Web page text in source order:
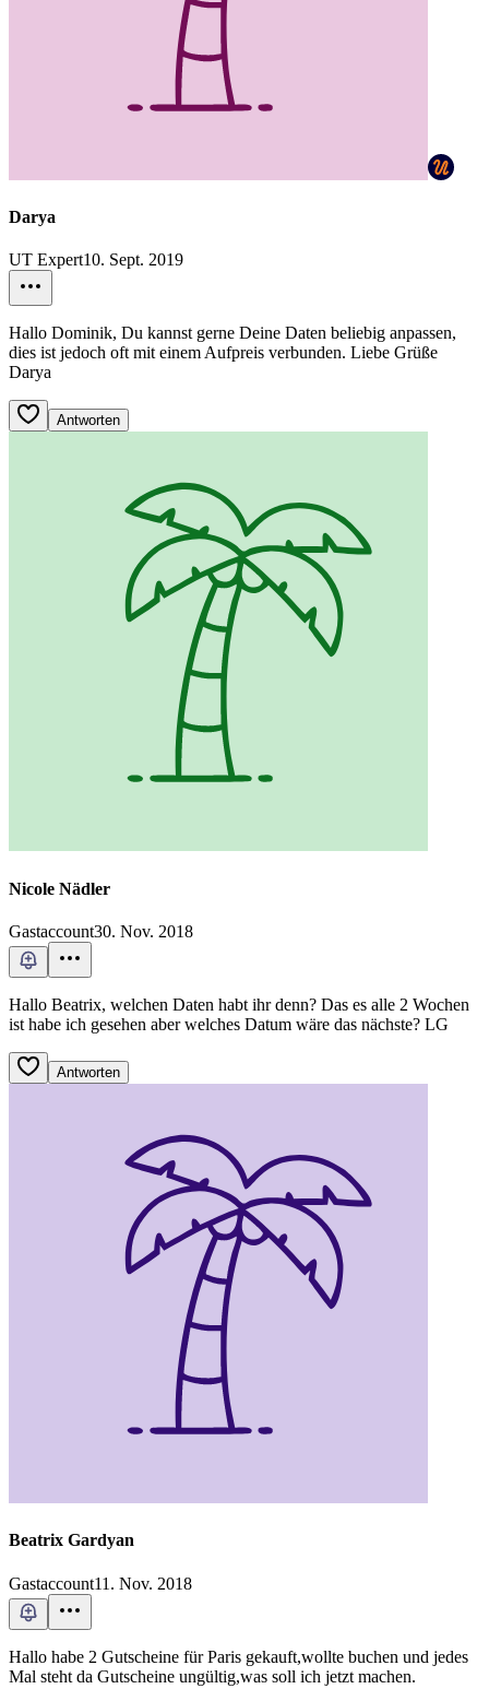
Darya
UT Expert10. Sept. 2019
Hallo Dominik, Du kannst gerne Deine Daten beliebig anpassen,
dies ist jedoch oft mit einem Aufpreis verbunden. Liebe Grüße
Darya
Antworten
Nicole Nädler
Gastaccount30. Nov. 2018
Hallo Beatrix, welchen Daten habt ihr denn? Das es alle 2 Wochen
ist habe ich gesehen aber welches Datum wäre das nächste? LG
Antworten
Beatrix Gardyan
Gastaccount11. Nov. 2018
Hallo habe 2 Gutscheine für Paris gekauft,wollte buchen und jedes
Mal steht da Gutscheine ungültig,was soll ich jetzt machen.